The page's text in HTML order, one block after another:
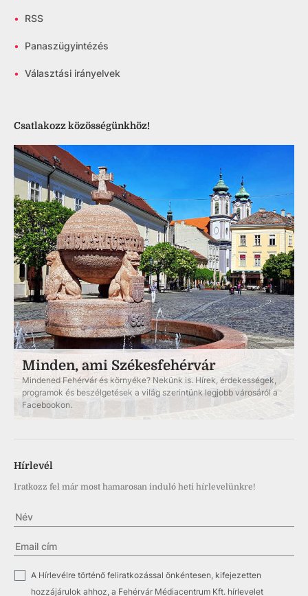
• RSS
• Panaszügyintézés
• Választási irányelvek
Csatlakozz közösségünkhöz!
Minden, ami Székesfehérvár
Mindened Fehérvár és környéke? Nekünk is. Hírek, érdekességek,
programok és beszélgetések a világ szerintünk legjobb városáról a
Facebookon.
Hírlevél
Iratkozz fel már most hamarosan induló heti hírlevelünkre!
A Hírlevélre történő feliratkozással önkéntesen, kifejezetten
hozzájárulok ahhoz, a Fehérvár Médiacentrum Kft. hírlevelet